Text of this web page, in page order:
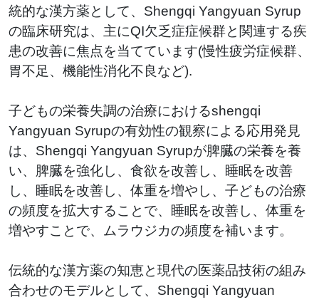
統的な漢方薬として、Shengqi Yangyuan Syrup
の臨床研究は、主にQI欠乏症症候群と関連する疾
患の改善に焦点を当てています(慢性疲労症候群、
胃不足、機能性消化不良など).
子どもの栄養失調の治療におけるshengqi
Yangyuan Syrupの有効性の観察による応用発見
は、Shengqi Yangyuan Syrupが脾臓の栄養を養
い、脾臓を強化し、食欲を改善し、睡眠を改善
し、睡眠を改善し、体重を増やし、子どもの治療
の頻度を拡大することで、睡眠を改善し、体重を
増やすことで、ムラウジカの頻度を補います。
伝統的な漢方薬の知恵と現代の医薬品技術の組み
合わせのモデルとして、Shengqi Yangyuan